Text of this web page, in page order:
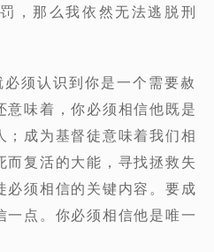
，那么我依然无法逃脱刑
须认识到你是一个需要赦
意味着，你必须相信他既是
；成为基督徒意味着我们相
复活的大能，寻找拯救失
必须相信的关键内容。要成
一点。你必须相信他是唯一